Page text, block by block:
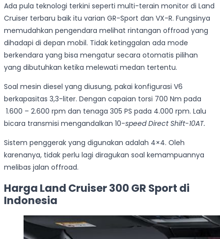
Ada pula teknologi terkini seperti multi-terain monitor di Land
Cruiser terbaru baik itu varian GR-Sport dan VX-R. Fungsinya
memudahkan pengendara melihat rintangan offroad yang
dihadapi di depan mobil. Tidak ketinggalan ada mode
berkendara yang bisa mengatur secara otomatis pilihan
yang dibutuhkan ketika melewati medan tertentu.
Soal mesin diesel yang diusung, pakai konfigurasi V6
berkapasitas 3,3-liter. Dengan capaian torsi 700 Nm pada
1.600 – 2.600 rpm dan tenaga 305 PS pada 4.000 rpm. Lalu
bicara transmisi mengandalkan 10-speed Direct Shift-10AT.
Sistem penggerak yang digunakan adalah 4×4. Oleh
karenanya, tidak perlu lagi diragukan soal kemampuannya
melibas jalan offroad.
Harga Land Cruiser 300 GR Sport di
Indonesia